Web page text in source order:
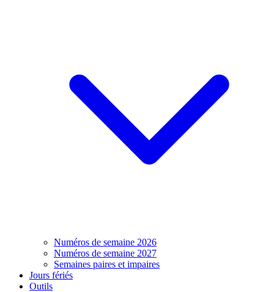
Numéros de semaine 2026
Numéros de semaine 2027
Semaines paires et impaires
Jours fériés
Outils